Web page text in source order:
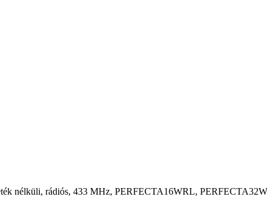
nélküli, rádiós, 433 MHz, PERFECTA16WRL,